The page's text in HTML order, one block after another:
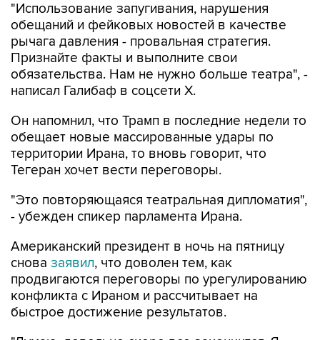
"Использование запугивания, нарушения
обещаний и фейковых новостей в качестве
рычага давления - провальная стратегия.
Признайте факты и выполните свои
обязательства. Нам не нужно больше театра", -
написал Галибаф в соцсети X.
Он напомнил, что Трамп в последние недели то
обещает новые массированные удары по
территории Ирана, то вновь говорит, что
Тегеран хочет вести переговоры.
"Это повторяющаяся театральная дипломатия",
- убежден спикер парламента Ирана.
Американский президент в ночь на пятницу
снова заявил, что доволен тем, как
продвигаются переговоры по урегулированию
конфликта с Ираном и рассчитывает на
быстрое достижение результатов.